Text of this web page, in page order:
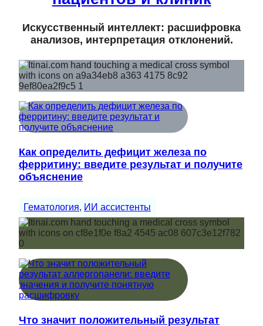
Искусственный интеллект: расшифровка
анализов, интерпретация отклонений.
Как определить дефицит железа по
ферритину: введите результат и получите
объяснение
Гематология, ИИ ассистенты
Что значит положительный результат